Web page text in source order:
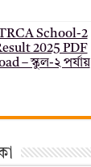
School-2
2025 PDF
– স্কুল-২ পর্যায়